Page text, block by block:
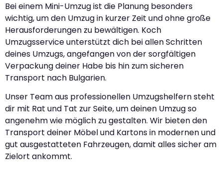
Bei einem Mini-Umzug ist die Planung besonders
wichtig, um den Umzug in kurzer Zeit und ohne große
Herausforderungen zu bewältigen. Koch
Umzugsservice unterstützt dich bei allen Schritten
deines Umzugs, angefangen von der sorgfältigen
Verpackung deiner Habe bis hin zum sicheren
Transport nach Bulgarien.
Unser Team aus professionellen Umzugshelfern steht
dir mit Rat und Tat zur Seite, um deinen Umzug so
angenehm wie möglich zu gestalten. Wir bieten den
Transport deiner Möbel und Kartons in modernen und
gut ausgestatteten Fahrzeugen, damit alles sicher am
Zielort ankommt.